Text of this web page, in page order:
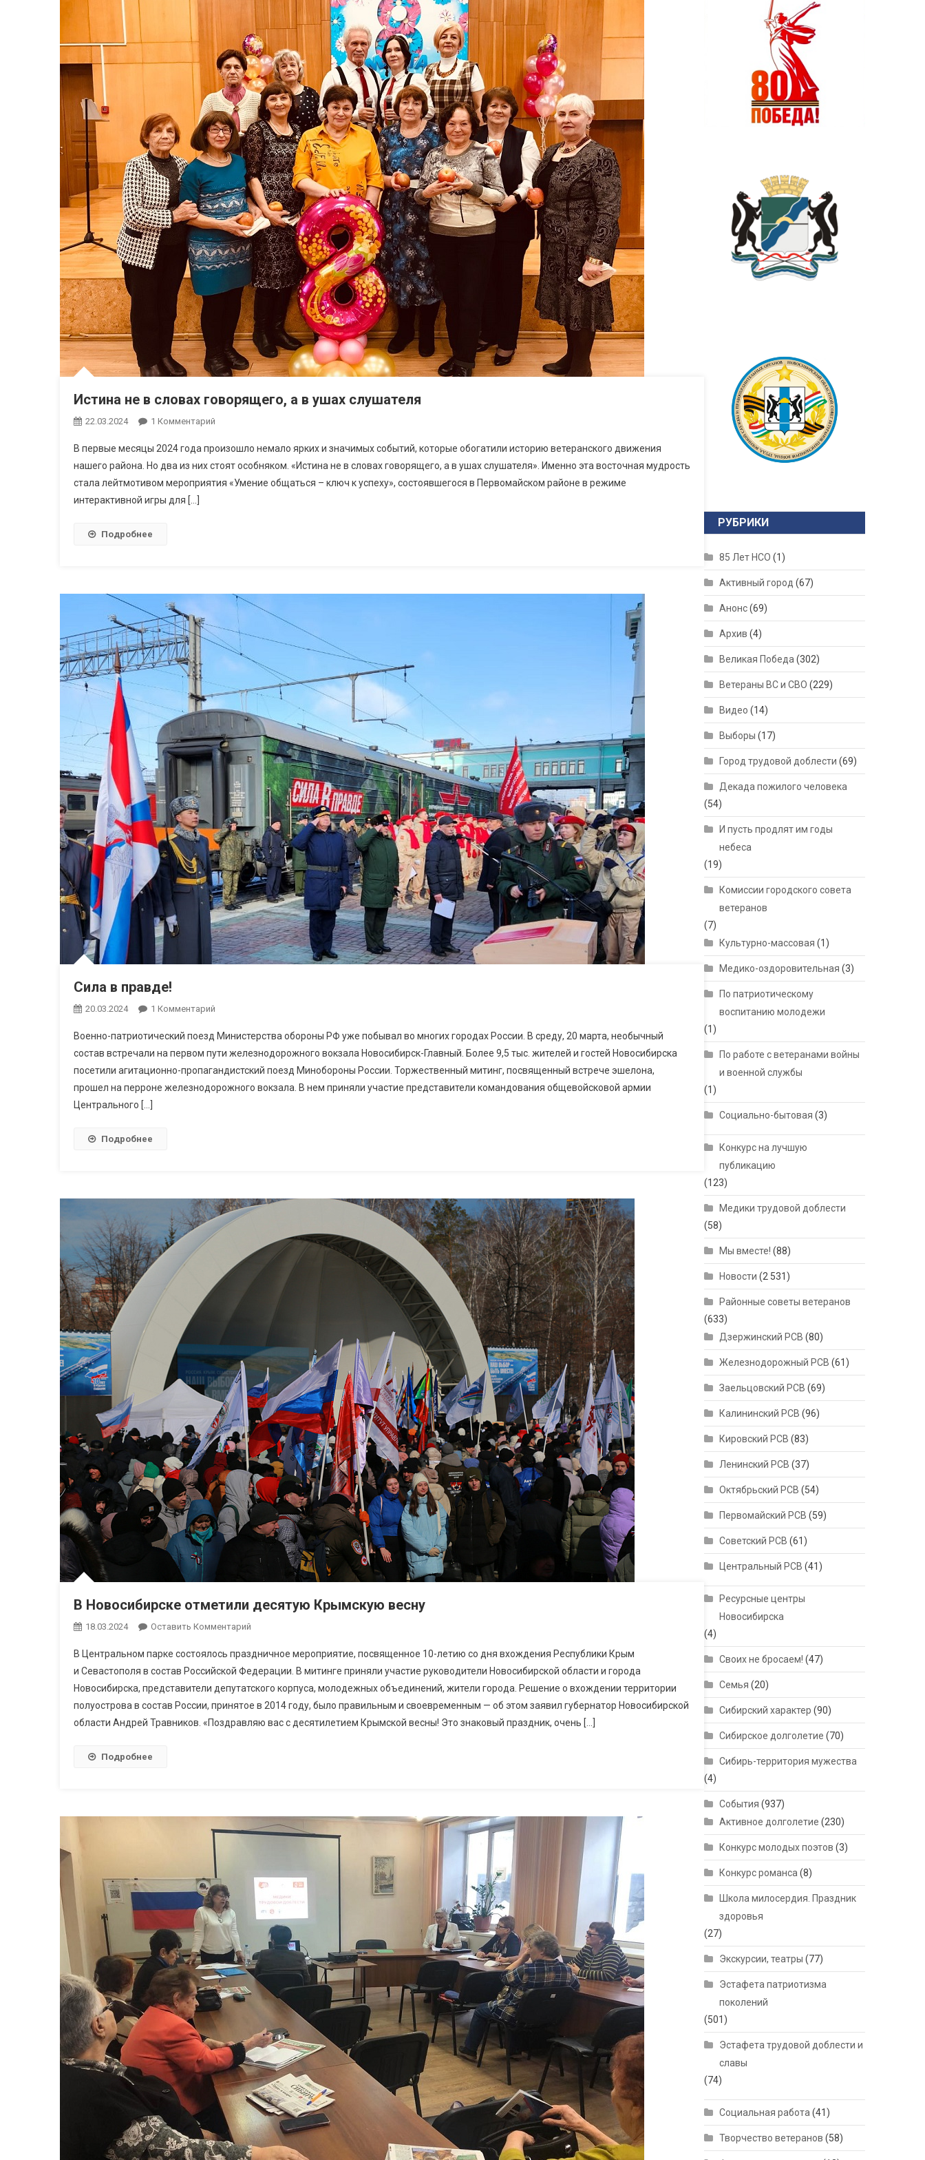
Истина не в словах говорящего, а в ушах слушателя
22.03.2024 1 Комментарий
В первые месяцы 2024 года произошло немало ярких и значимых событий, которые обогатили историю ветеранского движения
нашего района. Но два из них стоят особняком. «Истина не в словах говорящего, а в ушах слушателя». Именно эта восточная мудрость
стала лейтмотивом мероприятия «Умение общаться – ключ к успеху», состоявшегося в Первомайском районе в режиме
интерактивной игры для […]
Подробнее
Сила в правде!
20.03.2024 1 Комментарий
Военно-патриотический поезд Министерства обороны РФ уже побывал во многих городах России. В среду, 20 марта, необычный
состав встречали на первом пути железнодорожного вокзала Новосибирск-Главный. Более 9,5 тыс. жителей и гостей Новосибирска
посетили агитационно-пропагандистский поезд Минобороны России. Торжественный митинг, посвященный встрече эшелона,
прошел на перроне железнодорожного вокзала. В нем приняли участие представители командования общевойсковой армии
Центрального […]
Подробнее
В Новосибирске отметили десятую Крымскую весну
18.03.2024 Оставить Комментарий
В Центральном парке состоялось праздничное мероприятие, посвященное 10-летию со дня вхождения Республики Крым
и Севастополя в состав Российской Федерации. В митинге приняли участие руководители Новосибирской области и города
Новосибирска, представители депутатского корпуса, молодежных объединений, жители города. Решение о вхождении территории
полуострова в состав России, принятое в 2014 году, было правильным и своевременным — об этом заявил губернатор Новосибирской
области Андрей Травников. «Поздравляю вас с десятилетием Крымской весны! Это знаковый праздник, очень […]
Подробнее
РУБРИКИ
85 Лет НСО (1)
Активный город (67)
Анонс(69)
Архив (4)
Великая Победа (302)
Ветераны ВС и СВО (229)
Видео (14)
Выборы (17)
Город трудовой доблести (69)
Декада пожилого человека
(54)
И пусть продлят им годы
небеса
(19)
Комиссии городского совета
ветеранов
(7)
Культурно-массовая (1)
Медико-оздоровительная (3)
По патриотическому
воспитанию молодежи
(1)
По работе с ветеранами войны
и военной службы
(1)
Социально-бытовая (3)
Конкурс на лучшую
публикацию
(123)
Медики трудовой доблести
(58)
Мы вместе! (88)
Новости (2 531)
Районные советы ветеранов
(633)
Дзержинский РСВ (80)
Железнодорожный РСВ (61)
Заельцовский РСВ (69)
Калининский РСВ (96)
Кировский РСВ (83)
Ленинский РСВ (37)
Октябрьский РСВ (54)
Первомайский РСВ (59)
Советский РСВ (61)
Центральный РСВ (41)
Ресурсные центры
Новосибирска
(4)
Своих не бросаем! (47)
Семья (20)
Сибирский характер (90)
Сибирское долголетие (70)
Сибирь-территория мужества
(4)
События (937)
Активное долголетие (230)
Конкурс молодых поэтов (3)
Конкурс романса (8)
Школа милосердия. Праздник
здоровья
(27)
Экскурсии, театры (77)
Эстафета патриотизма
поколений
(501)
Эстафета трудовой доблести и
славы
(74)
Социальная работа (41)
Творчество ветеранов (58)